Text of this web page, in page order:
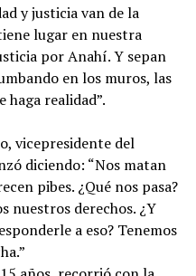
y justicia van de la
lugar en nuestra
por Anahí. Y sepan
en los muros, las
haga realidad”.
vicepresidente del
diciendo: “Nos matan
pibes. ¿Qué nos pasa?
nuestros derechos. ¿Y
a eso? Tenemos